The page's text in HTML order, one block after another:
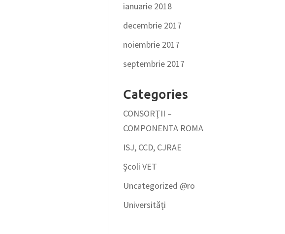
ianuarie 2018
decembrie 2017
noiembrie 2017
septembrie 2017
Categories
CONSORŢII –
COMPONENTA ROMA
ISJ, CCD, CJRAE
Şcoli VET
Uncategorized @ro
Universități